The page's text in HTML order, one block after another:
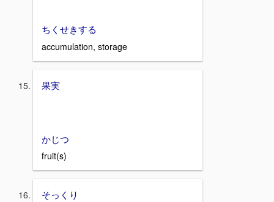
ちくせきする
accumulation, storage
果実
かじつ
fruit(s)
そっくり